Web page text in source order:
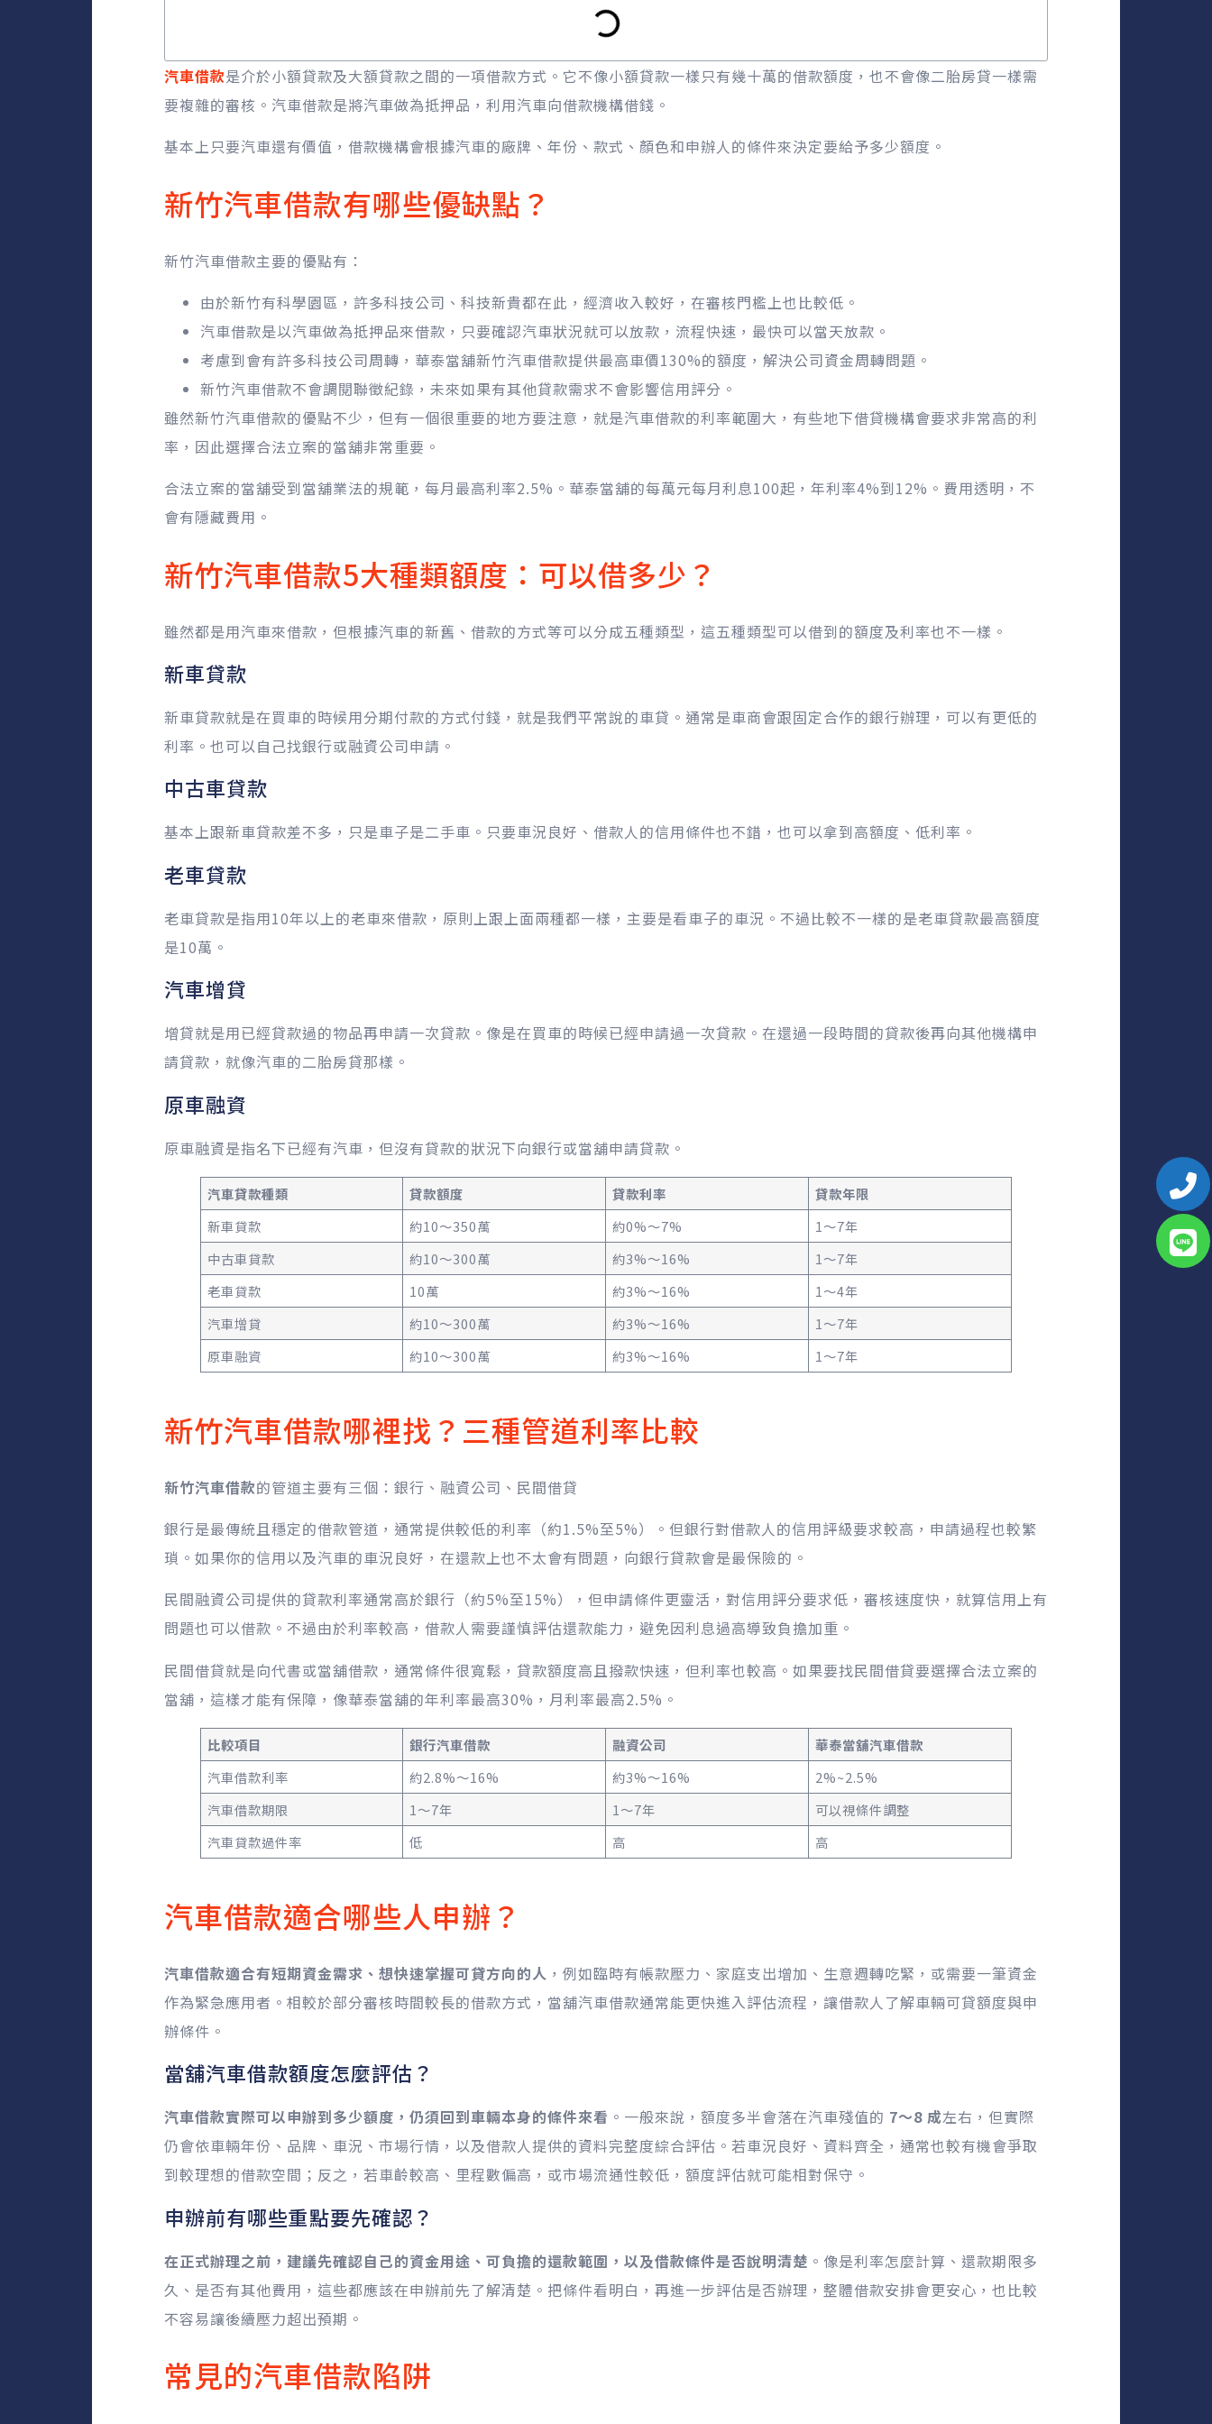
汽車借款是介於小額貸款及大額貸款之間的一項借款方式。它不像小額貸款一樣只有幾十萬的借款額度，也不會像二胎房貸一樣需
要複雜的審核。汽車借款是將汽車做為抵押品，利用汽車向借款機構借錢。
基本上只要汽車還有價值，借款機構會根據汽車的廠牌、年份、款式、顏色和申辦人的條件來決定要給予多少額度。
新竹汽車借款有哪些優缺點？
新竹汽車借款主要的優點有：
由於新竹有科學園區，許多科技公司、科技新貴都在此，經濟收入較好，在審核門檻上也比較低。
汽車借款是以汽車做為抵押品來借款，只要確認汽車狀況就可以放款，流程快速，最快可以當天放款。
考慮到會有許多科技公司周轉，華泰當舖新竹汽車借款提供最高車價130%的額度，解決公司資金周轉問題。
新竹汽車借款不會調閱聯徵紀錄，未來如果有其他貸款需求不會影響信用評分。
雖然新竹汽車借款的優點不少，但有一個很重要的地方要注意，就是汽車借款的利率範圍大，有些地下借貸機構會要求非常高的利
率，因此選擇合法立案的當舖非常重要。
合法立案的當舖受到當舖業法的規範，每月最高利率2.5%。華泰當舖的每萬元每月利息100起，年利率4%到12%。費用透明，不
會有隱藏費用。
新竹汽車借款5大種類額度：可以借多少？
雖然都是用汽車來借款，但根據汽車的新舊、借款的方式等可以分成五種類型，這五種類型可以借到的額度及利率也不一樣。
新車貸款
新車貸款就是在買車的時候用分期付款的方式付錢，就是我們平常說的車貸。通常是車商會跟固定合作的銀行辦理，可以有更低的
利率。也可以自己找銀行或融資公司申請。
中古車貸款
基本上跟新車貸款差不多，只是車子是二手車。只要車況良好、借款人的信用條件也不錯，也可以拿到高額度、低利率。
老車貸款
老車貸款是指用10年以上的老車來借款，原則上跟上面兩種都一樣，主要是看車子的車況。不過比較不一樣的是老車貸款最高額度
是10萬。
汽車增貸
增貸就是用已經貸款過的物品再申請一次貸款。像是在買車的時候已經申請過一次貸款。在還過一段時間的貸款後再向其他機構申
請貸款，就像汽車的二胎房貸那樣。
原車融資
原車融資是指名下已經有汽車，但沒有貸款的狀況下向銀行或當舖申請貸款。
汽車貸款種類 貸款額度 貸款利率
貸款年限
新車貸款
約10～350萬 約0%～7%
1～7年
中古車貸款
約10～300萬 約3%～16%
1～7年
老車貸款
10萬 約3%～16%
1～4年
汽車增貸
約10～300萬 約3%～16%
1～7年
原車融資
約10～300萬 約3%～16% 1～7年
新竹汽車借款哪裡找？三種管道利率比較
新竹汽車借款的管道主要有三個：銀行、融資公司、民間借貸
銀行是最傳統且穩定的借款管道，通常提供較低的利率（約1.5%至5%）。但銀行對借款人的信用評級要求較高，申請過程也較繁
瑣。如果你的信用以及汽車的車況良好，在還款上也不太會有問題，向銀行貸款會是最保險的。
民間融資公司提供的貸款利率通常高於銀行（約5%至15%），但申請條件更靈活，對信用評分要求低，審核速度快，就算信用上有
問題也可以借款。不過由於利率較高，借款人需要謹慎評估還款能力，避免因利息過高導致負擔加重。
民間借貸就是向代書或當舖借款，通常條件很寬鬆，貸款額度高且撥款快速，但利率也較高。如果要找民間借貸要選擇合法立案的
當舖，這樣才能有保障，像華泰當舖的年利率最高30%，月利率最高2.5%。
比較項目 銀行汽車借款 融資公司
華泰當舖汽車借款
汽車借款利率
約2.8%～16% 約3%～16%
2%~2.5%
汽車借款期限
1～7年 1～7年
可以視條件調整
汽車貸款過件率
低 高 高
汽車借款適合哪些人申辦？
汽車借款適合有短期資金需求、想快速掌握可貸方向的人 ，例如臨時有帳款壓力、家庭支出增加、生意週轉吃緊，或需要一筆資金
作為緊急應用者。相較於部分審核時間較長的借款方式，當舖汽車借款通常能更快進入評估流程，讓借款人了解車輛可貸額度與申
辦條件。
當舖汽車借款額度怎麼評估？
汽車借款實際可以申辦到多少額度，仍須回到車輛本身的條件來看 。一般來說，額度多半會落在汽車殘值的 7～8 成左右，但實際
仍會依車輛年份、品牌、車況、市場行情，以及借款人提供的資料完整度綜合評估。若車況良好、資料齊全，通常也較有機會爭取
到較理想的借款空間；反之，若車齡較高、里程數偏高，或市場流通性較低，額度評估就可能相對保守。
申辦前有哪些重點要先確認？
在正式辦理之前，建議先確認自己的資金用途、可負擔的還款範圍，以及借款條件是否說明清楚 。像是利率怎麼計算、還款期限多
久、是否有其他費用，這些都應該在申辦前先了解清楚。把條件看明白，再進一步評估是否辦理，整體借款安排會更安心，也比較
不容易讓後續壓力超出預期。
常見的汽車借款陷阱